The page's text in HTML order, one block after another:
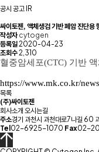
공시 공고 IR
싸이토젠, 액체생검 기반 폐암 진단용
작성자 cytogen
등록일2020-04-23
조회수2,310
혈중암세포(CTC) 기반
https://www.mk.co.kr/
목록
(주)싸이토젠
회사소개 오시는길
주소경기 과천시 과천대로7나길 60
Tel 02-6925-1070 Fax02-